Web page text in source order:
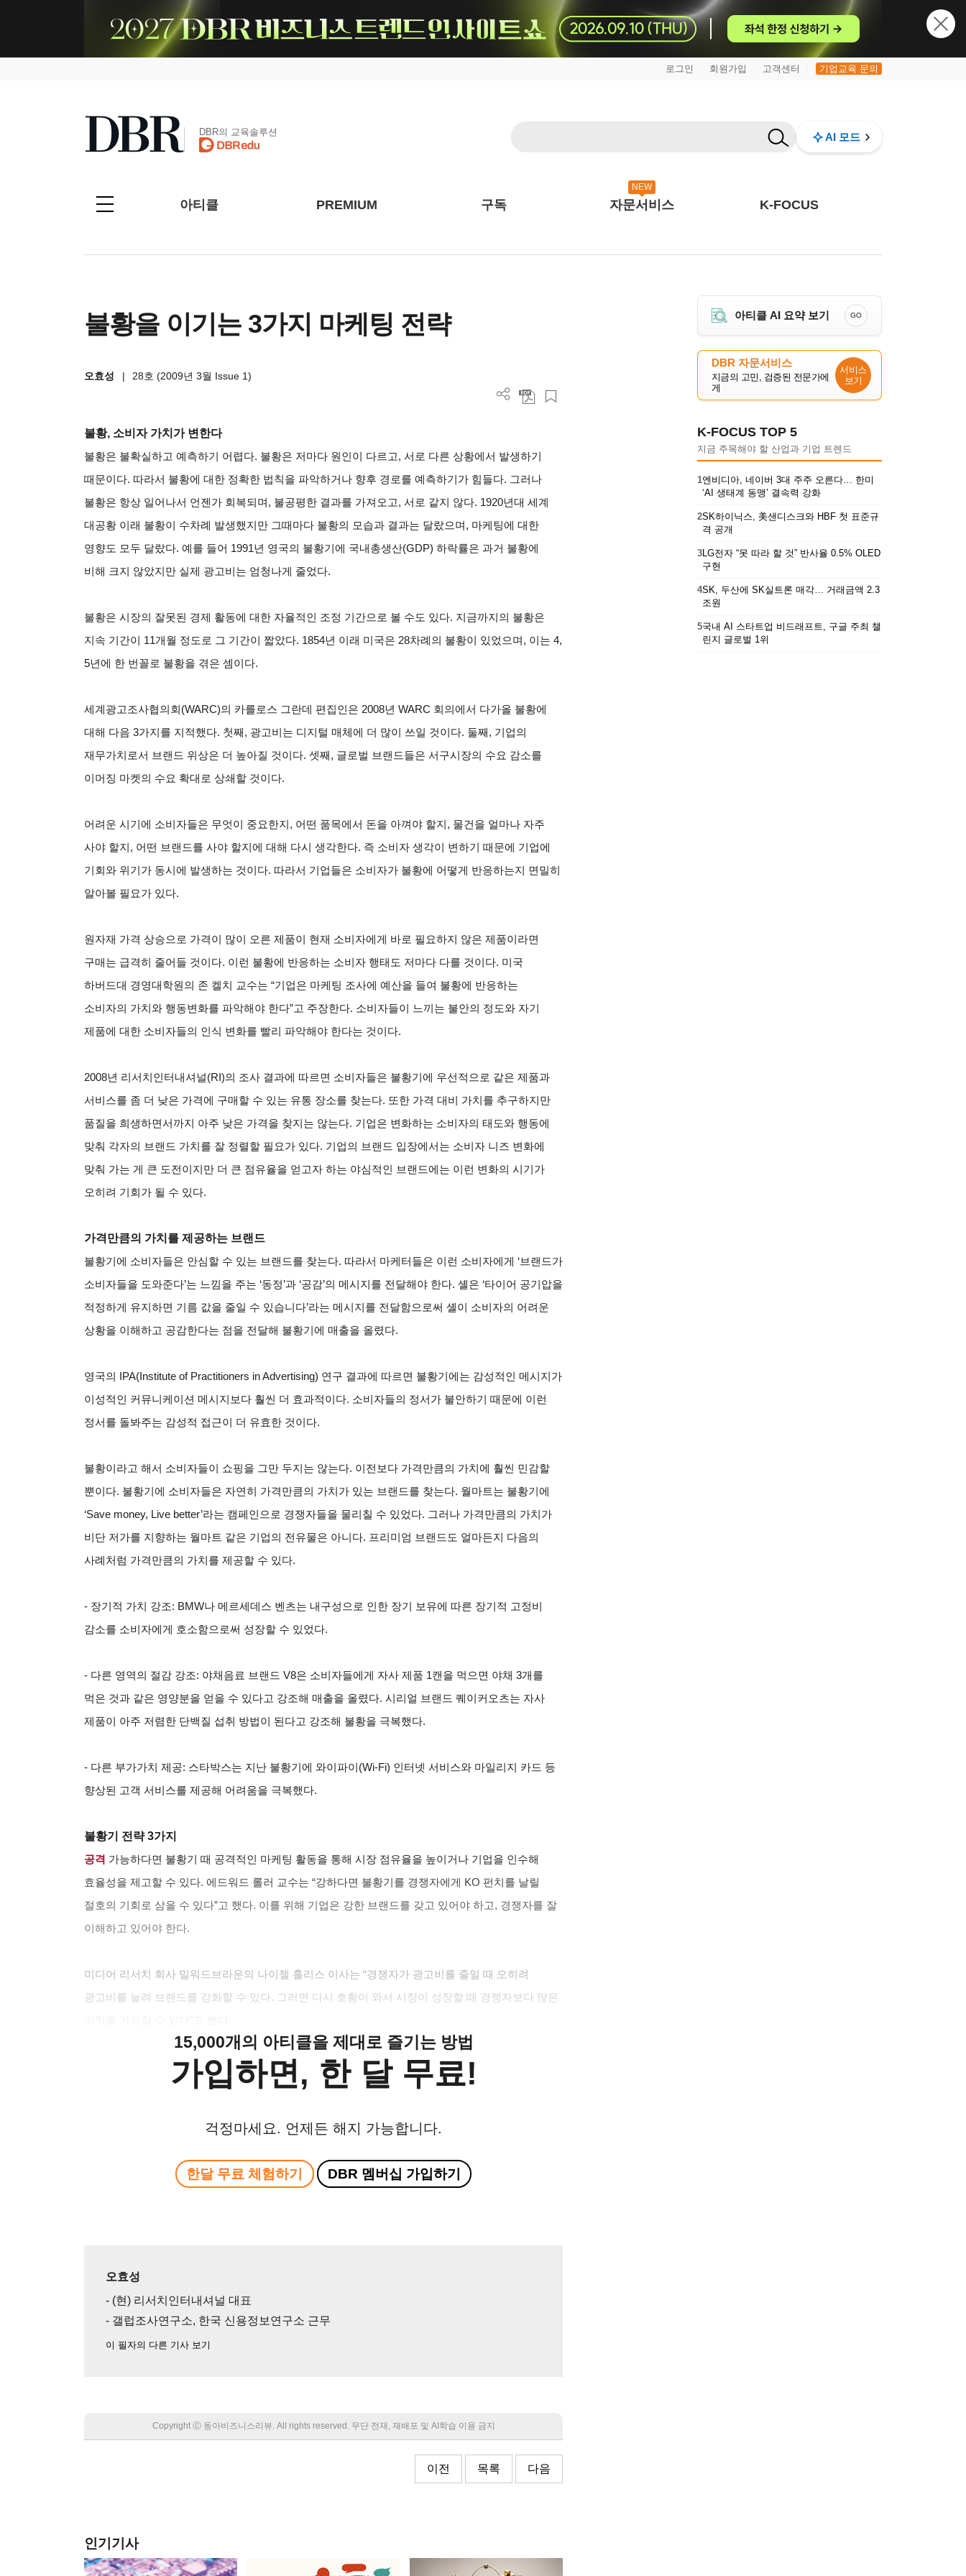
로그인 회원가입 고객센터 기업교육 문의
DBR의 교육솔루션 AI 모드
아티클 PREMIUM 구독
NEW
자문서비스 K-FOCUS
불황을 이기는 3가지 마케팅 전략
오효성 | 28호 (2009년 3월 Issue 1)
불황, 소비자 가치가 변한다
불황은 불확실하고 예측하기 어렵다. 불황은 저마다 원인이 다르고, 서로 다른 상황에서 발생하기
때문이다. 따라서 불황에 대한 정확한 법칙을 파악하거나 향후 경로를 예측하기가 힘들다. 그러나
불황은 항상 일어나서 언젠가 회복되며, 불공평한 결과를 가져오고, 서로 같지 않다. 1920년대 세계
대공황 이래 불황이 수차례 발생했지만 그때마다 불황의 모습과 결과는 달랐으며, 마케팅에 대한
영향도 모두 달랐다. 예를 들어 1991년 영국의 불황기에 국내총생산(GDP) 하락률은 과거 불황에
비해 크지 않았지만 실제 광고비는 엄청나게 줄었다.
불황은 시장의 잘못된 경제 활동에 대한 자율적인 조정 기간으로 볼 수도 있다. 지금까지의 불황은
지속 기간이 11개월 정도로 그 기간이 짧았다. 1854년 이래 미국은 28차례의 불황이 있었으며, 이는 4,
5년에 한 번꼴로 불황을 겪은 셈이다.
세계광고조사협의회(WARC)의 카를로스 그란데 편집인은 2008년 WARC 회의에서 다가올 불황에
대해 다음 3가지를 지적했다. 첫째, 광고비는 디지털 매체에 더 많이 쓰일 것이다. 둘째, 기업의
재무가치로서 브랜드 위상은 더 높아질 것이다. 셋째, 글로벌 브랜드들은 서구시장의 수요 감소를
이머징 마켓의 수요 확대로 상쇄할 것이다.
어려운 시기에 소비자들은 무엇이 중요한지, 어떤 품목에서 돈을 아껴야 할지, 물건을 얼마나 자주
사야 할지, 어떤 브랜드를 사야 할지에 대해 다시 생각한다. 즉 소비자 생각이 변하기 때문에 기업에
기회와 위기가 동시에 발생하는 것이다. 따라서 기업들은 소비자가 불황에 어떻게 반응하는지 면밀히
알아볼 필요가 있다.
원자재 가격 상승으로 가격이 많이 오른 제품이 현재 소비자에게 바로 필요하지 않은 제품이라면
구매는 급격히 줄어들 것이다. 이런 불황에 반응하는 소비자 행태도 저마다 다를 것이다. 미국
하버드대 경영대학원의 존 켈치 교수는 “기업은 마케팅 조사에 예산을 들여 불황에 반응하는
소비자의 가치와 행동변화를 파악해야 한다”고 주장한다. 소비자들이 느끼는 불안의 정도와 자기
제품에 대한 소비자들의 인식 변화를 빨리 파악해야 한다는 것이다.
2008년 리서치인터내셔널(RI)의 조사 결과에 따르면 소비자들은 불황기에 우선적으로 같은 제품과
서비스를 좀 더 낮은 가격에 구매할 수 있는 유통 장소를 찾는다. 또한 가격 대비 가치를 추구하지만
품질을 희생하면서까지 아주 낮은 가격을 찾지는 않는다. 기업은 변화하는 소비자의 태도와 행동에
맞춰 각자의 브랜드 가치를 잘 정렬할 필요가 있다. 기업의 브랜드 입장에서는 소비자 니즈 변화에
맞춰 가는 게 큰 도전이지만 더 큰 점유율을 얻고자 하는 야심적인 브랜드에는 이런 변화의 시기가
오히려 기회가 될 수 있다.
가격만큼의 가치를 제공하는 브랜드
불황기에 소비자들은 안심할 수 있는 브랜드를 찾는다. 따라서 마케터들은 이런 소비자에게 ‘브랜드가
소비자들을 도와준다’는 느낌을 주는 ‘동정’과 ‘공감’의 메시지를 전달해야 한다. 셸은 ‘타이어 공기압을
적정하게 유지하면 기름 값을 줄일 수 있습니다’라는 메시지를 전달함으로써 셸이 소비자의 어려운
상황을 이해하고 공감한다는 점을 전달해 불황기에 매출을 올렸다.
영국의 IPA(Institute of Practitioners in Advertising) 연구 결과에 따르면 불황기에는 감성적인 메시지가
이성적인 커뮤니케이션 메시지보다 훨씬 더 효과적이다. 소비자들의 정서가 불안하기 때문에 이런
정서를 돌봐주는 감성적 접근이 더 유효한 것이다.
불황이라고 해서 소비자들이 쇼핑을 그만 두지는 않는다. 이전보다 가격만큼의 가치에 훨씬 민감할
뿐이다. 불황기에 소비자들은 자연히 가격만큼의 가치가 있는 브랜드를 찾는다. 월마트는 불황기에
‘Save money, Live better’라는 캠페인으로 경쟁자들을 물리칠 수 있었다. 그러나 가격만큼의 가치가
비단 저가를 지향하는 월마트 같은 기업의 전유물은 아니다. 프리미엄 브랜드도 얼마든지 다음의
사례처럼 가격만큼의 가치를 제공할 수 있다.
- 장기적 가치 강조: BMW나 메르세데스 벤츠는 내구성으로 인한 장기 보유에 따른 장기적 고정비
감소를 소비자에게 호소함으로써 성장할 수 있었다.
- 다른 영역의 절감 강조: 야채음료 브랜드 V8은 소비자들에게 자사 제품 1캔을 먹으면 야채 3개를
먹은 것과 같은 영양분을 얻을 수 있다고 강조해 매출을 올렸다. 시리얼 브랜드 퀘이커오츠는 자사
제품이 아주 저렴한 단백질 섭취 방법이 된다고 강조해 불황을 극복했다.
- 다른 부가가치 제공: 스타박스는 지난 불황기에 와이파이(Wi-Fi) 인터넷 서비스와 마일리지 카드 등
향상된 고객 서비스를 제공해 어려움을 극복했다.
불황기 전략 3가지
공격 가능하다면 불황기 때 공격적인 마케팅 활동을 통해 시장 점유율을 높이거나 기업을 인수해
효율성을 제고할 수 있다. 에드워드 롤러 교수는 “강하다면 불황기를 경쟁자에게 KO 펀치를 날릴
절호의 기회로 삼을 수 있다”고 했다. 이를 위해 기업은 강한 브랜드를 갖고 있어야 하고, 경쟁자를 잘
이해하고 있어야 한다.
미디어 리서치 회사 밀워드브라운의 나이젤 홀리스 이사는 “경쟁자가 광고비를 줄일 때 오히려
광고비를 늘려 브랜드를 강화할 수 있다. 그러면 다시 호황이 와서 시장이 성장할 때 경쟁자보다 많은
15,000개의 아티클을 제대로 즐기는 방법
가입하면, 한 달 무료!
걱정마세요. 언제든 해지 가능합니다.
한달 무료 체험하기 DBR 멤버십 가입하기
오효성
- (현) 리서치인터내셔널 대표
- 갤럽조사연구소, 한국 신용정보연구소 근무
이 필자의 다른 기사 보기
Copyright Ⓒ 동아비즈니스리뷰. All rights reserved. 무단 전재, 재배포 및 AI학습 이용 금지
이전 목록 다음
인기기사
아티클 AI 요약 보기 GO
DBR 자문서비스
지금의 고민, 검증된 전문가에
게
서비스
보기
K-FOCUS TOP 5
지금 주목해야 할 산업과 기업 트렌드
1엔비디아, 네이버 3대 주주 오른다… 한미
‘AI 생태계 동맹’ 결속력 강화
2SK하이닉스, 美샌디스크와 HBF 첫 표준규
격 공개
3LG전자 “못 따라 할 것” 반사율 0.5% OLED
구현
4SK, 두산에 SK실트론 매각… 거래금액 2.3
조원
5국내 AI 스타트업 비드래프트, 구글 주최 챌
린지 글로벌 1위